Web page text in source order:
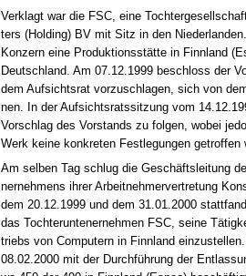
Ver­klagt war die FSC, ei­ne
ters (Hol­ding) BV mit Sitz in den
Kon­zern ei­ne Pro­duk­ti­onsstätte in Finn­land
Deutsch­land. Am 07.12.1999 be­schloss der
dem Auf­sichts­rat vor­zu­schla­gen, sich von
nen. In der Auf­sichts­rats­sit­zung vom
Vor­schlag des Vor­stands zu fol­gen, wo­bei
Werk kei­ne kon­kre­ten Fest­le­gun­gen ge­trof­fen
Am sel­ben Tag schlug die Geschäfts­lei­tung
ner­neh­mens ih­rer Ar­beit­neh­mer­ver­tre­tung
dem 20.12.1999 und dem 31.01.2000
das Toch­ter­un­te­ner­neh­men FSC, sei­ne
triebs von Com­pu­tern in Finn­land
08.02.2000 mit der Durchführung der